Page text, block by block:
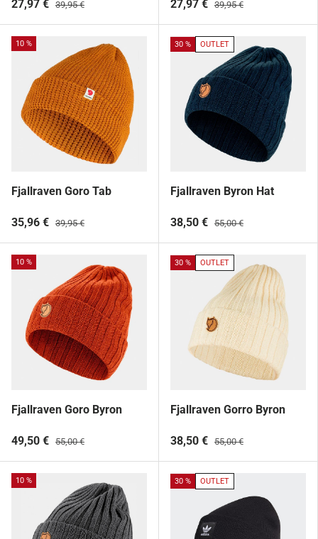
27,97 € 39,95 € 27,97 € 39,95 €
10 %
Fjallraven Goro Tab
35,96 € 39,95 €
30 % OUTLET
Fjallraven Byron Hat
38,50 € 55,00 €
10 %
Fjallraven Goro Byron
49,50 € 55,00 €
30 % OUTLET
Fjallraven Gorro Byron
38,50 € 55,00 €
10 % 30 % OUTLET